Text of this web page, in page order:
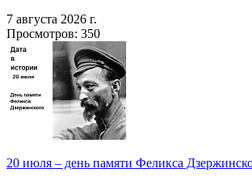
7 августа 2026 г.
Просмотров: 350
20 июля – день памяти Феликса